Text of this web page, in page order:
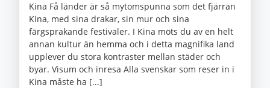
Kina Få länder är så mytomspunna som det fjärran
Kina, med sina drakar, sin mur och sina
färgsprakande festivaler. I Kina möts du av en helt
annan kultur än hemma och i detta magnifika land
upplever du stora kontraster mellan städer och
byar. Visum och inresa Alla svenskar som reser in i
Kina måste ha [...]